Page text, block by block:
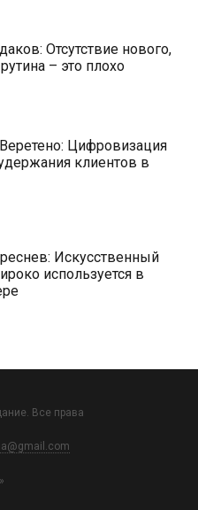
Отсутствие нового,
– это плохо
Цифровизация
клиентов в
Искусственный
используется в
Все права